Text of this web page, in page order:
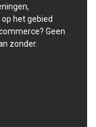
het gebied
Geen
zonder.